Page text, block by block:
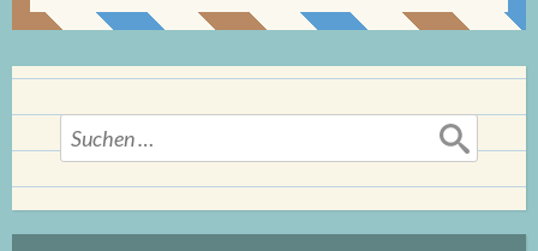
Suchen
nach: